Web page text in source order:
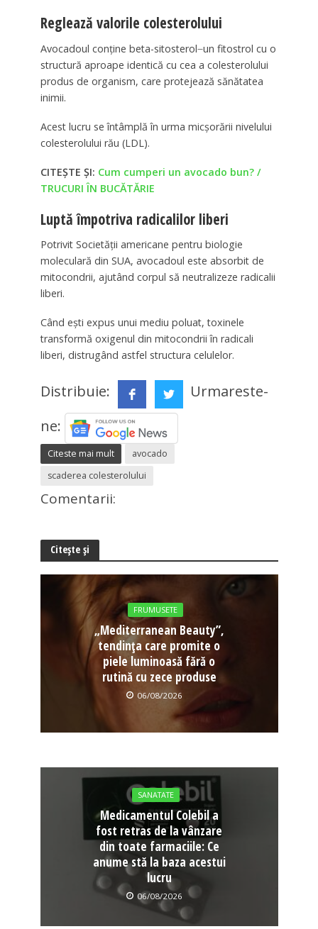
Reglează valorile colesterolului
Avocadoul conține beta-sitosterol ̶ un fitostrol cu o
structură aproape identică cu cea a colesterolului
produs de organism, care protejează sănătatea
inimii.
Acest lucru se întâmplă în urma micșorării nivelului
colesterolului rău (LDL).
CITEȘTE ȘI: Cum cumperi un avocado bun? /
TRUCURI ÎN BUCĂTĂRIE
Luptă împotriva radicalilor liberi
Potrivit Societății americane pentru biologie
moleculară din SUA, avocadoul este absorbit de
mitocondrii, ajutând corpul să neutralizeze radicalii
liberi.
Când ești expus unui mediu poluat, toxinele
transformă oxigenul din mitocondrii în radicali
liberi, distrugând astfel structura celulelor.
Distribuie:
Urmareste-
ne:
Citeste mai mult
avocado
scaderea colesterolului
Comentarii:
Citește și
FRUMUSETE
„Mediterranean Beauty”,
tendința care promite o
piele luminoasă fără o
rutină cu zece produse
06/08/2026
SANATATE
Medicamentul Colebil a
fost retras de la vânzare
din toate farmaciile: Ce
anume stă la baza acestui
lucru
06/08/2026